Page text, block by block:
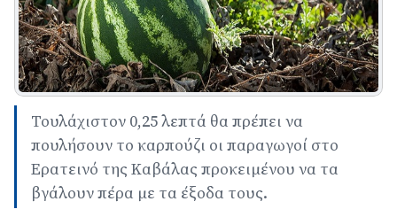
Τουλάχιστον 0,25 λεπτά θα πρέπει να
πουλήσουν το καρπούζι οι παραγωγοί στο
Ερατεινό της Καβάλας προκειμένου να τα
βγάλουν πέρα με τα έξοδα τους.